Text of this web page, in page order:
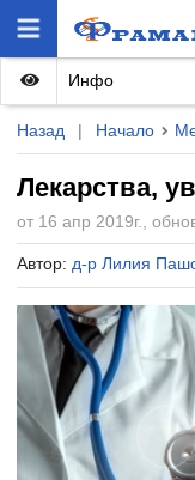
Назад | Начало
Лекарства,
от 16 апр 2019г.,
Автор: д-р Лилия
Инфо